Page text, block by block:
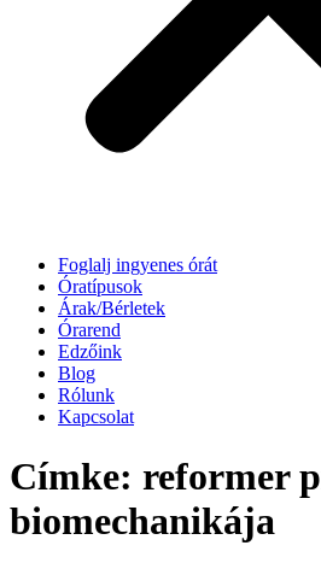
Foglalj ingyenes órát
Óratípusok
Árak/Bérletek
Órarend
Edzőink
Blog
Rólunk
Kapcsolat
Címke: reformer
biomechanikája